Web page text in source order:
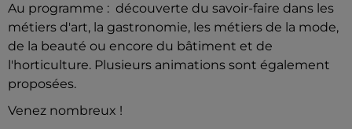
Au programme : découverte du savoir-faire dans les
métiers d'art, la gastronomie, les métiers de la mode,
de la beauté ou encore du bâtiment et de
l'horticulture. Plusieurs animations sont également
proposées.
Venez nombreux !